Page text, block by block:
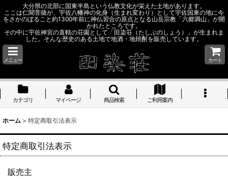
大分県の北部に国東半島という仏教文化が栄えた土地があります。
ここは仁聞菩薩が、宇佐八幡神の化身（生まれ変わり）として宇佐国東の地に今
をさかのぼること約1300年前に神仏習合の原点となる山岳宗教「六郷満山」が開
かれたところです。
その中に宇佐神宮の直轄の荘園として「田染荘（たしぶのしょう）」が生まれま
した。そんな歴史のある土地で地酒・地焼酎を販売しています。
メニュー カート
カテゴリ マイページ 商品検索 ご利用案内
ホーム > 特定商取引法表示
特定商取引法表示
販売主